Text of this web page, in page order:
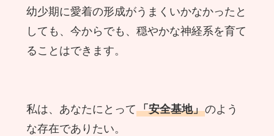
幼少期に愛着の形成がうまくいかなかったと
しても、今からでも、穏やかな神経系を育て
ることはできます。
私は、あなたにとって 「安全基地」のよう
な存在でありたい。